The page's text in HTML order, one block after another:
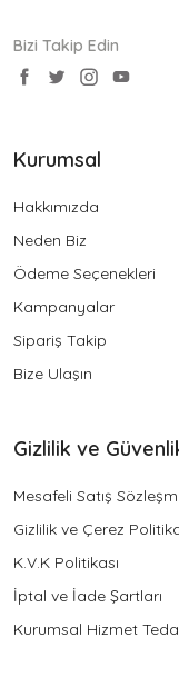
Bizi Takip Edin
Kurumsal
Hakkımızda
Neden Biz
Ödeme Seçenekleri
Kampanyalar
Sipariş Takip
Bize Ulaşın
Gizlilik ve
Mesafeli Satış
Gizlilik ve Çerez
K.V.K Politikası
İptal ve İade Şartları
Kurumsal Hizmet